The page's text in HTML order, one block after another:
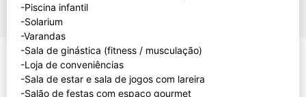
-Piscina infantil
-Solarium
-Varandas
-Sala de ginástica (fitness / musculação)
-Loja de conveniências
-Sala de estar e sala de jogos com lareira
-Salão de festas com espaço gourmet